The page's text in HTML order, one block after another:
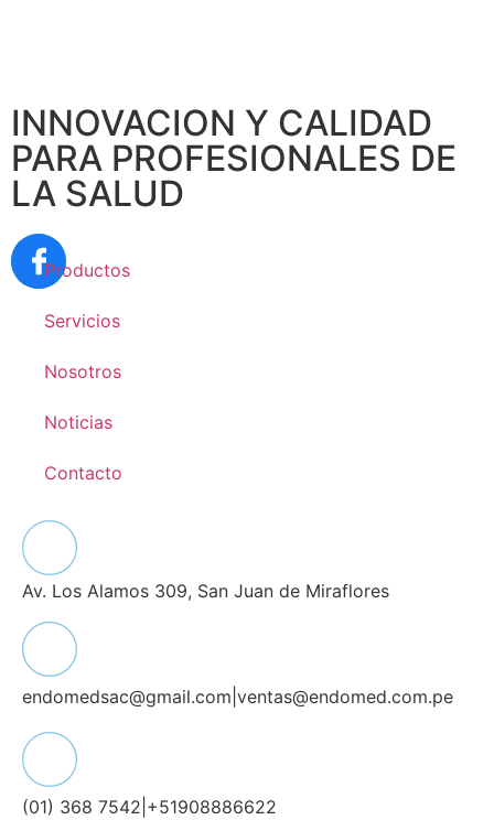
INNOVACION Y CALIDAD
PARA PROFESIONALES DE
LA SALUD
Productos
Servicios
Nosotros
Noticias
Contacto
Av. Los Alamos 309, San Juan de Miraflores
endomedsac@gmail.com ventas@endomed.com.pe
(01) 368 7542 +51908886622